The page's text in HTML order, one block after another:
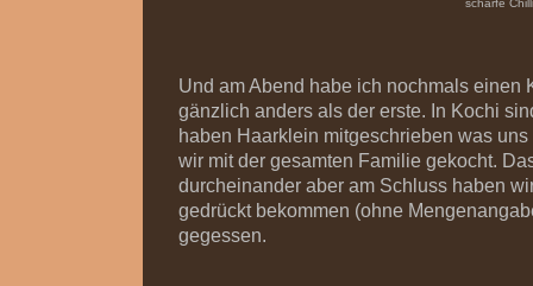
Und am Abend habe ich nochmals einen
gänzlich anders als der erste. In Kochi
haben Haarklein mitgeschrieben was
wir mit der gesamten Familie gekocht.
durcheinander aber am Schluss haben
gedrückt bekommen (ohne
gegessen.